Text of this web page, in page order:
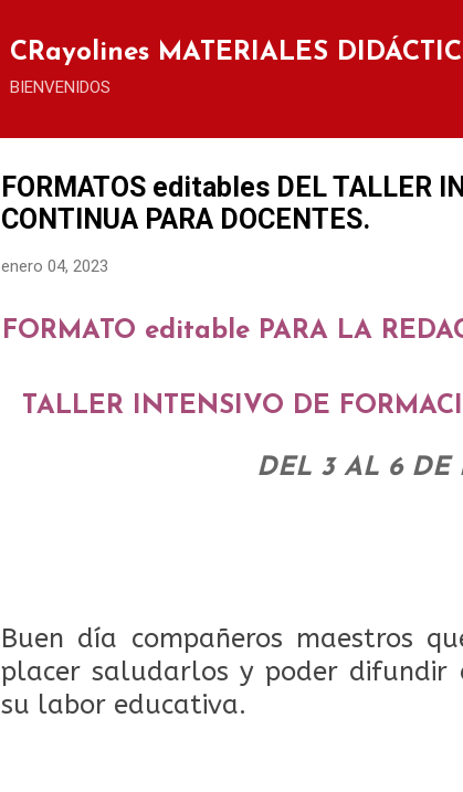
CRayolines MATERIALES
BIENVENIDOS
FORMATOS editables DEL TALLER
CONTINUA PARA DOCENTES.
enero 04, 2023
FORMATO editable PARA LA
TALLER INTENSIVO DE
DEL 3 AL 6 DE
Buen día compañeros maestros
placer saludarlos y poder
su labor educativa.